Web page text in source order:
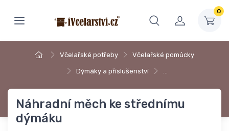
0
Včelařské potřeby Včelařské pomůcky
Dýmáky a příslušenství …
Náhradní měch ke střednímu
dýmáku